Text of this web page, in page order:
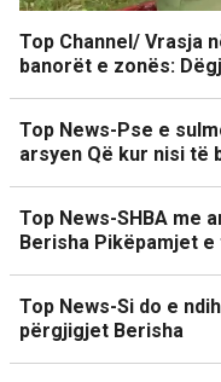
Top Channel/ Vrasja
banorët e zonës:
Top News-Pse e
arsyen Që kur nisi të
Top News-SHBA me
Berisha Pikëpamjet
Top News-Si do e
përgjigjet Berisha